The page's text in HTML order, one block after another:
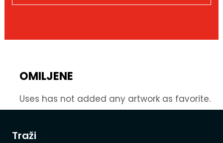
Traži
OMILJENE
Uses has not added any artwork as favorite.